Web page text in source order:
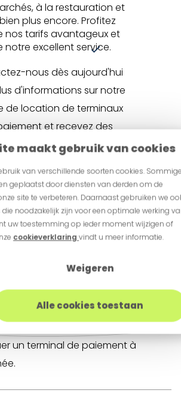
maakt gebruik van cookies
van verschillende soorten cookies.
geplaatst door diensten van derden om de
site te verbeteren. Daarnaast gebruiken we
noodzakelijk zijn voor een optimale werking
uw toestemming op ieder moment wijzigen of
cookieverklaring vindt u meer informatie.
Weigeren
Alle cookies toestaan
à la restauration et
plus encore. Profitez
nos tarifs avantageux et
notre excellent service.
nous dès aujourd'hui
d'informations sur notre
de location de terminaux
et recevez des
conseils.
fréquemment
paiement ?
un terminal de paiement à